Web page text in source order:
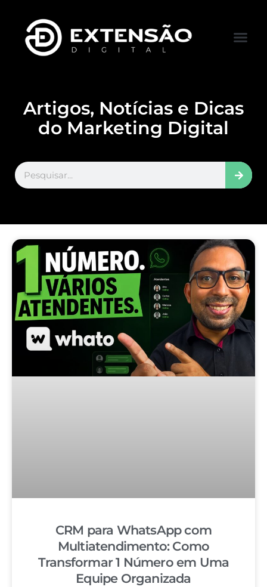
Artigos, Notícias e Dicas
do Marketing Digital
CRM para WhatsApp com
Multiatendimento: Como
Transformar 1 Número em Uma
Equipe Organizada